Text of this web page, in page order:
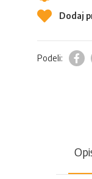
Dodaj
Podeli: